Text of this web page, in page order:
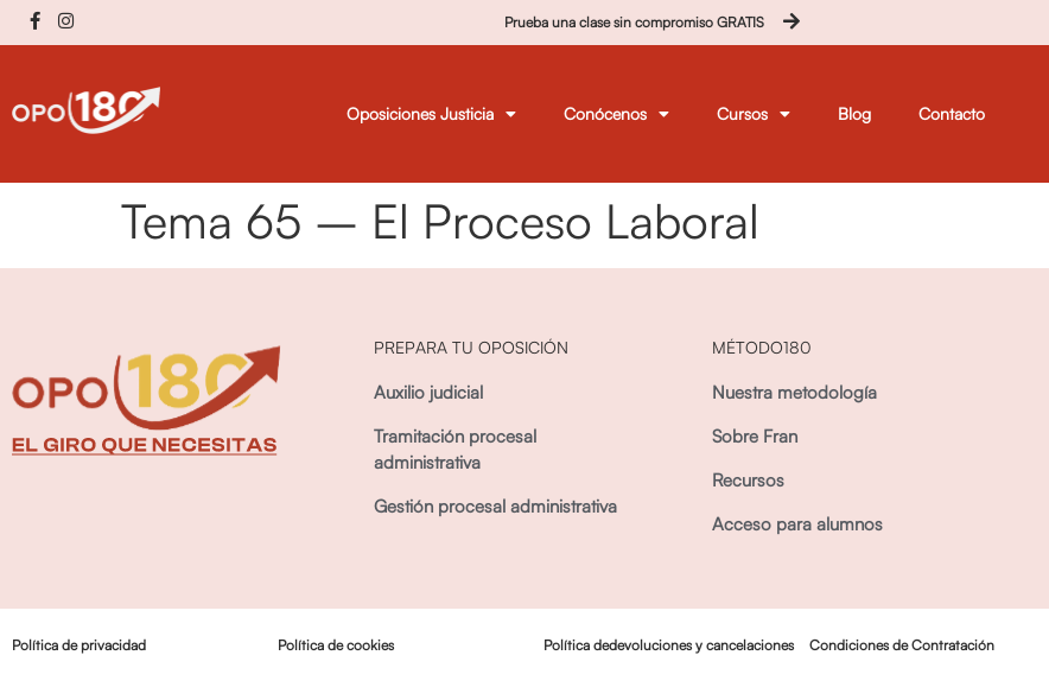
Prueba una clase sin compromiso GRATIS
Oposiciones Justicia Conócenos Cursos Blog Contacto
Tema 65 – El Proceso Laboral
PREPARA TU OPOSICIÓN
Auxilio judicial
Tramitación procesal
administrativa
Gestión procesal administrativa
MÉTODO180
Nuestra metodología
Sobre Fran
Recursos
Acceso para alumnos
Política de privacidad Política de cookies Política dedevoluciones y cancelaciones Condiciones de Contratación